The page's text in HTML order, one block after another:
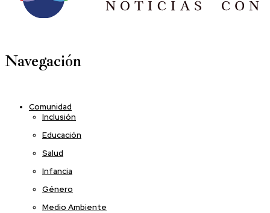
Navegación
Comunidad
Inclusión
Educación
Salud
Infancia
Género
Medio Ambiente